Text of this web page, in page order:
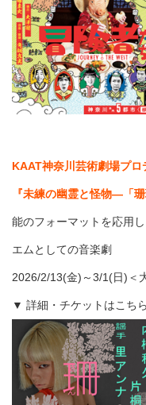
KAAT神奈川芸術劇場プロ
『未練の幽霊と怪物―「
能のフォーマットを応用
エムとしての音楽劇
2026/2/13(金)～3/1(日)＜
▼ 詳細・チケットはこちら